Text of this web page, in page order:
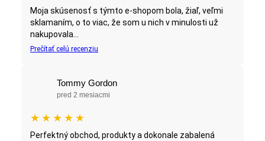
Moja skúsenosť s týmto e-shopom bola, žiaľ, veľmi
sklamaním, o to viac, že som u nich v minulosti už
nakupovala...
Prečítať celú recenziu
Tommy Gordon
pred 2 mesiacmi
★ ★ ★ ★ ★
Perfektný obchod, produkty a dokonale zabalená